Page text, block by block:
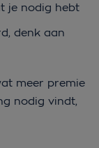
je nodig hebt
denk aan
meer premie
nodig vindt,